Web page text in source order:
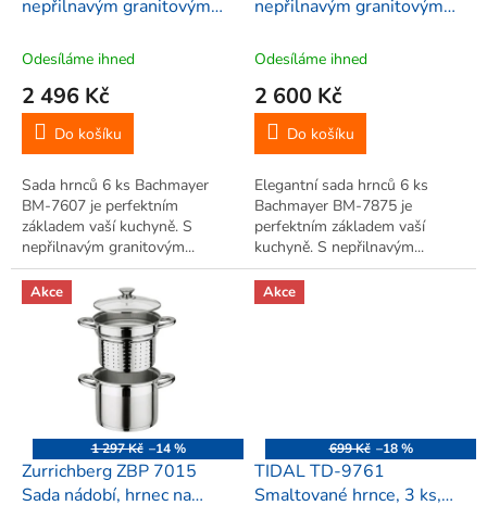
nepřilnavým granitovým
Odesíláme ihned
2 496 Kč
Do košíku
Sada hrnců 6 ks Bachmayer
BM-7607 je perfektním
základem vaší kuchyně. S
nepřilnavým granitovým...
nepřilnavým granitovým
Odesíláme ihned
2 600 Kč
Do košíku
Elegantní sada hrnců 6 ks
Bachmayer BM-7875 je
perfektním základem vaší
kuchyně. S nepřilnavým...
Akce
1 297 Kč –14 %
Zurrichberg ZBP 7015
Sada nádobí, hrnec na
Akce
699 Kč –18 %
TIDAL TD-9761
Smaltované hrnce, 3 ks,